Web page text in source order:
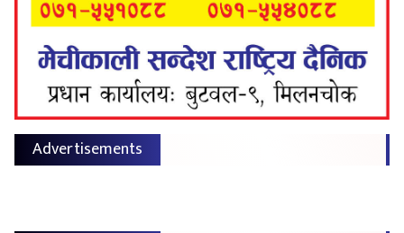
Advertisements